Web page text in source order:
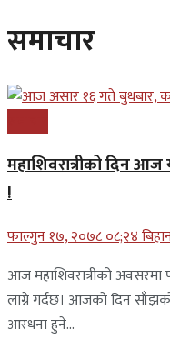
समाचार
महाशिवरात्रीको दिन
!
फाल्गुन १७, २०७८ ०८;२४
आज महाशिवरात्रीको अवसरमा
लाग्ने गर्दछ। आजको दिन
आरधना हुने...